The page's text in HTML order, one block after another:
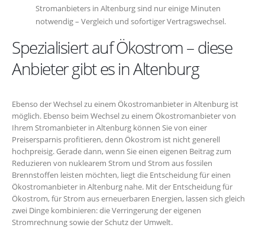
Stromanbieters in Altenburg sind nur einige Minuten
notwendig – Vergleich und sofortiger Vertragswechsel.
Spezialisiert auf Ökostrom – diese
Anbieter gibt es in Altenburg
Ebenso der Wechsel zu einem Ökostromanbieter in Altenburg ist
möglich. Ebenso beim Wechsel zu einem Ökostromanbieter von
Ihrem Stromanbieter in Altenburg können Sie von einer
Preisersparnis profitieren, denn Ökostrom ist nicht generell
hochpreisig. Gerade dann, wenn Sie einen eigenen Beitrag zum
Reduzieren von nuklearem Strom und Strom aus fossilen
Brennstoffen leisten möchten, liegt die Entscheidung für einen
Ökostromanbieter in Altenburg nahe. Mit der Entscheidung für
Ökostrom, für Strom aus erneuerbaren Energien, lassen sich gleich
zwei Dinge kombinieren: die Verringerung der eigenen
Stromrechnung sowie der Schutz der Umwelt.